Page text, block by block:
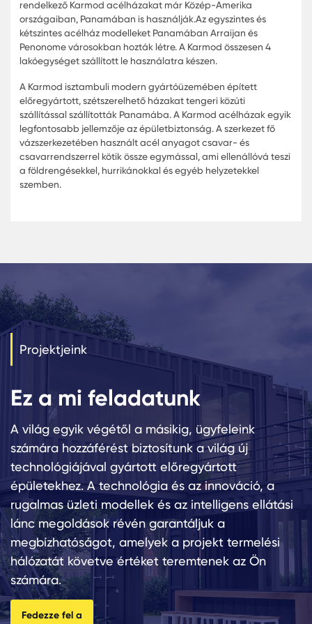
A kiváló minőségű és gyors gyártási és telepítési
rendelkező Karmod acélházakat már Közép-Amerika
országaiban, Panamában is használják.Az egyszintes és
kétszintes acélház modelleket Panamában Arraijan és
Penonome városokban hozták létre. A Karmod összesen
lakóegységet szállított le használatra készen.
a földrengésekkel, hurrikánokkal és egyéb helyzetekkel
szemben.
Projektjeink
Ez a mi feladatunk
A világ egyik végétől a másikig, ügyfeleink
számára hozzáférést biztosítunk a világ új
technológiájával gyártott előregyártott
épületekhez. A technológia és az innováció, a
rugalmas üzleti modellek és az intelligens ellátási
lánc megoldások révén garantáljuk a
megbízhatóságot, amelyek a projekt termelési
hálózatát követve értéket teremtenek az Ön
számára.
Fedezze fel a